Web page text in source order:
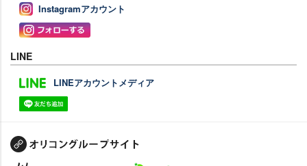
Instagramアカウント
LINE
LINEアカウントメディア